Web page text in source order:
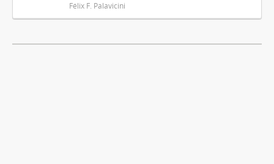
Félix F. Palavicini